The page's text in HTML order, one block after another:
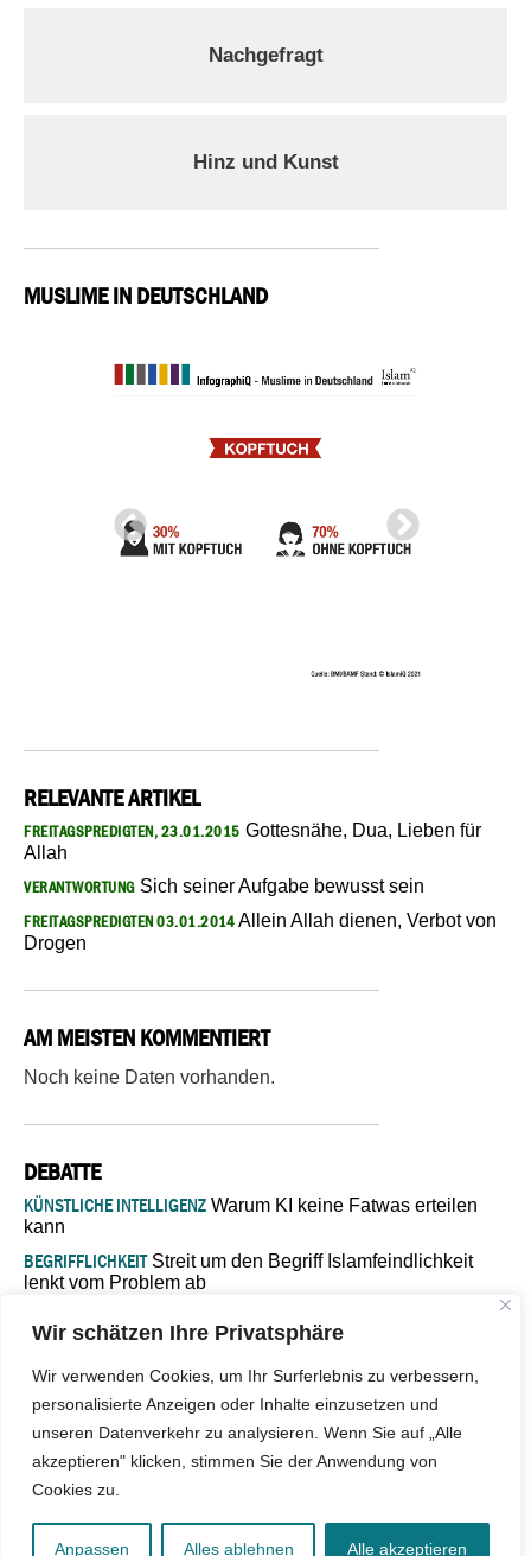
Wir schätzen Ihre Privatsphäre
Wir verwenden Cookies, um Ihr Surferlebnis zu verbessern,
personalisierte Anzeigen oder Inhalte einzusetzen und
unseren Datenverkehr zu analysieren. Wenn Sie auf „Alle
akzeptieren" klicken, stimmen Sie der Anwendung von
Cookies zu.
Anpassen Alles ablehnen Alle akzeptieren
Nachgefragt
Hinz und Kunst
MUSLIME IN DEUTSCHLAND
RELEVANTE ARTIKEL
FREITAGSPREDIGTEN, 23.01.2015 Gottesnähe, Dua, Lieben für
Allah
VERANTWORTUNGSich seiner Aufgabe bewusst sein
FREITAGSPREDIGTEN 03.01.2014 Allein Allah dienen, Verbot von
Drogen
AM MEISTEN KOMMENTIERT
Noch keine Daten vorhanden.
DEBATTE
KÜNSTLICHE INTELLIGENZ Warum KI keine Fatwas erteilen
kann
BEGRIFFLICHKEITStreit um den Begriff Islamfeindlichkeit
lenkt vom Problem ab
Verantwortung bleibt“
ISLAMISCHE FAKULTÄT IN MÜNSTEREine kritische Schwelle für
die deutsche Religionspolitik
GASTBEITRAGWarum die muslimische Welt eine neue
Kontakt|Impressum Barrierefreiheit|Jobs Netiquette|Mediadaten